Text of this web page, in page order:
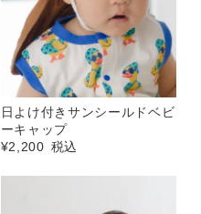
日よけ付きサンシールドベビ
ーキャップ
¥2,200 税込